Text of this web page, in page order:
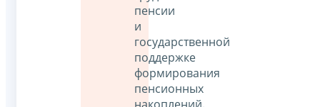
пенсии
и
государственной
поддержке
формирования
пенсионных